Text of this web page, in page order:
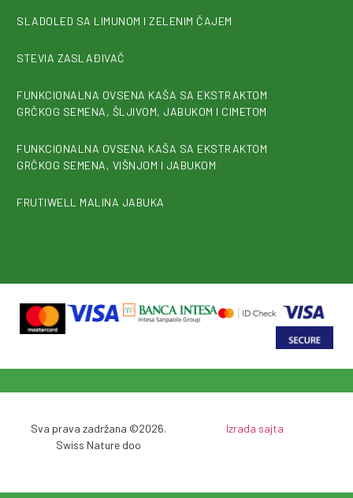
SLADOLED SA LIMUNOM I ZELENIM ČAJEM
STEVIA ZASLAĐIVAČ
FUNKCIONALNA OVSENA KAŠA SA EKSTRAKTOM
GRČKOG SEMENA, ŠLJIVOM, JABUKOM I CIMETOM
FUNKCIONALNA OVSENA KAŠA SA EKSTRAKTOM
GRČKOG SEMENA, VIŠNJOM I JABUKOM
FRUTIWELL MALINA JABUKA
Sva prava zadržana ©2026.
Swiss Nature doo
Izrada sajta